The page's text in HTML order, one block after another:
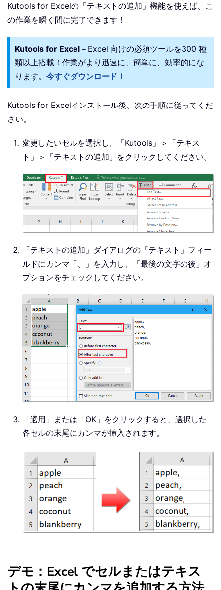
Kutools for Excelの「テキストの追加」機能を使えば、こ
の作業を瞬く間に完了できます！
Kutools for Excel －Excel 向けの必須ツールを300 種
類以上搭載！作業がより迅速に、簡単に、効率的にな
ります。 今すぐダウンロード！
Kutools for Excelインストール後、次の手順に従ってくだ
さい。
変更したいセルを選択し、「Kutools」＞「テキス
ト」＞「テキストの追加」をクリックしてください。
「テキストの追加」ダイアログの「テキスト」フィー
ルドにカンマ「、」を入力し、「最後の文字の後」オ
プションをチェックしてください。
「適用」または「OK」をクリックすると、選択した
各セルの末尾にカンマが挿入されます。
デモ：Excel でセルまたはテキス